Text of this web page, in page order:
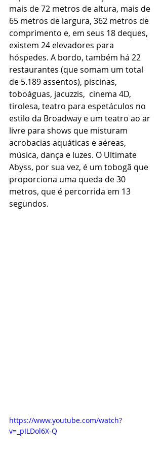
mais de 72 metros de altura, mais de
65 metros de largura, 362 metros de
comprimento e, em seus 18 deques,
existem 24 elevadores para
hóspedes. A bordo, também há 22
restaurantes (que somam um total
de 5.189 assentos), piscinas,
toboáguas, jacuzzis,  cinema 4D,
tirolesa, teatro para espetáculos no
estilo da Broadway e um teatro ao ar
livre para shows que misturam
acrobacias aquáticas e aéreas,
música, dança e luzes. O Ultimate
Abyss, por sua vez, é um tobogã que
proporciona uma queda de 30
metros, que é percorrida em 13
segundos.
https://www.youtube.com/watch?
v=_pILDol6X-Q